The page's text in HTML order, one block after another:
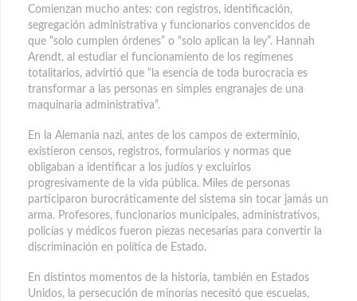
Comienzan mucho antes: con registros, identificación,
segregación administrativa y funcionarios convencidos de
que “solo cumplen órdenes” o “solo aplican la ley”. Hannah
Arendt, al estudiar el funcionamiento de los regímenes
totalitarios, advirtió que “la esencia de toda burocracia es
transformar a las personas en simples engranajes de una
maquinaria administrativa”.
En la Alemania nazi, antes de los campos de exterminio,
existieron censos, registros, formularios y normas que
obligaban a identificar a los judíos y excluirlos
progresivamente de la vida pública. Miles de personas
participaron burocráticamente del sistema sin tocar jamás un
arma. Profesores, funcionarios municipales, administrativos,
policías y médicos fueron piezas necesarias para convertir la
discriminación en política de Estado.
En distintos momentos de la historia, también en Estados
Unidos, la persecución de minorías necesitó que escuelas,